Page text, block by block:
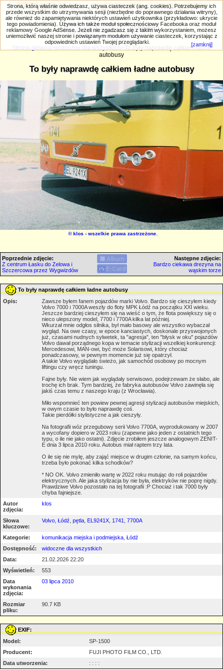
PRIV.gtlodz.eu - czyli trochę ;) inna galeria
Wyszukiwanie zaawansowane
Strona główna widoczne dla wszystkich >To były naprawdę całkiem ładne
autobusy
To były naprawdę całkiem ładne autobusy
©klos - wszelkie prawa zastrzeżone.
Poprzednie zdjęcie:
Z centrum Łasku do Zelowa i
Szczercowa przez Wygwizdów
Następne zdjęcie:
Bardzo ciekawa drezyna na
wąskim torze
To były naprawdę całkiem ładne autobusy
Opis:
Zawsze byłem fanem pojazdów marki Volvo. Bardzo się cieszyłem kiedy
Volvo 7000 i 7000A weszły do floty MPK Łódź na początku XXI wieku.
Jeszcze bardziej cieszyłem się na wieść o tym, że flota powiększy się o
nieco ulepszony model, 7700 i 7700A kilka lat później.
Wkurzał mnie odgłos silnika, był mało basowy ale wszystko wybaczał
wygląd. Na owe czasy, w epoce kanciastych, doskonale przyswojonych
już, czasami nudnych sylwetek, ta "agresja", ten "błysk w oku" pojazdów
Volvo dawał porządnego kopa w temacie stylizacji wszelkiej konkurencji:
Mercedesowi, MAN-owi, być może Solarisowi, który chociaż
ponadczasowy, w pewnym momencie już się opatrzył.
A takie Volvo wyglądało świeżo, jak samochód osobowy po mocnym
liftingu czy wręcz tuningu.
Fajne były. Nie wiem jak wyglądały serwisowo, podejrzewam że słabo, ale
trochę ich brak. Tym bardziej, że fabryka autobusów Volvo zawinęła się
jakiś czas temu z naszego kraju (z Wrocławia).
Miło wspomnieć ten powiew pewnej agresji stylizacji autobusów miejskich,
w owym czasie to było naprawdę coś.
Takie pierdółki stylistyczne a jak cieszyły.
Na fotografii wóz przegubowy serii Volvo 7700A, wyprodukowany w 2007
a wycofany dopiero w 2023 roku (zapewne jako jeden z ostatnich tego
typu, o ile nie jako ostatni). Zdjęcie zrobiłem jeszcze analogowym ZENIT-
E dnia 3 lipca 2010 roku. Autobus miał raptem trzy lata.
O ile się nie mylę, aby zająć miejsce w drugim członie, na samym końcu,
trzeba było pokonać kilka schodków?
* NO OK. Volvo zmieniło wartę w 2022 roku mutując do roli pojazdów
elektrycznych. Ale jaka stylizacja by nie była, elektryków nie poprę nigdy.
Prawdziwe Volvo pozostało na tej fotografii :P Chociaż i tak 7000 były
chyba fajniejsze.
Autor
zdjęcia:
klos
Słowa
kluczowe:
Volvo Łódź pętla EL9241X 1741 7700A
Kategorie: komunikacja miejska i podmiejska Łódź
Dostępność:
widoczne dla wszystkich
Data:
21.02.2026 22:20
Wyświetleń:
553
Data
wykonania
zdjęcia:
03 lipca 2010
Rozmiar
pliku:
90.7 KB
EXIF:
Model:
SP-1500
Producent:
FUJI PHOTO FILM CO., LTD.
Data utworzenia:
: : : :
Strona, którą właśnie odwiedzasz, używa ciasteczek (ang. cookies). Potrzebujemy ich
przede wszystkim do utrzymywania sesji (niezbędne do poprawnego działania witryny),
ale również do zapamiętywania niektórych ustawień użytkownika (przykładowo: ukrycie
tego powiadomienia). Używa ich także moduł społecznościowy Facebooka oraz moduł
reklamowy Google AdSense. Jeżeli nie zgadzasz się z takim wykorzystaniem, możesz
uniemożliwić naszej stronie i powiązanym modułom używanie ciasteczek, korzystając z
odpowiednich ustawień Twojej przeglądarki.
[zamknij]